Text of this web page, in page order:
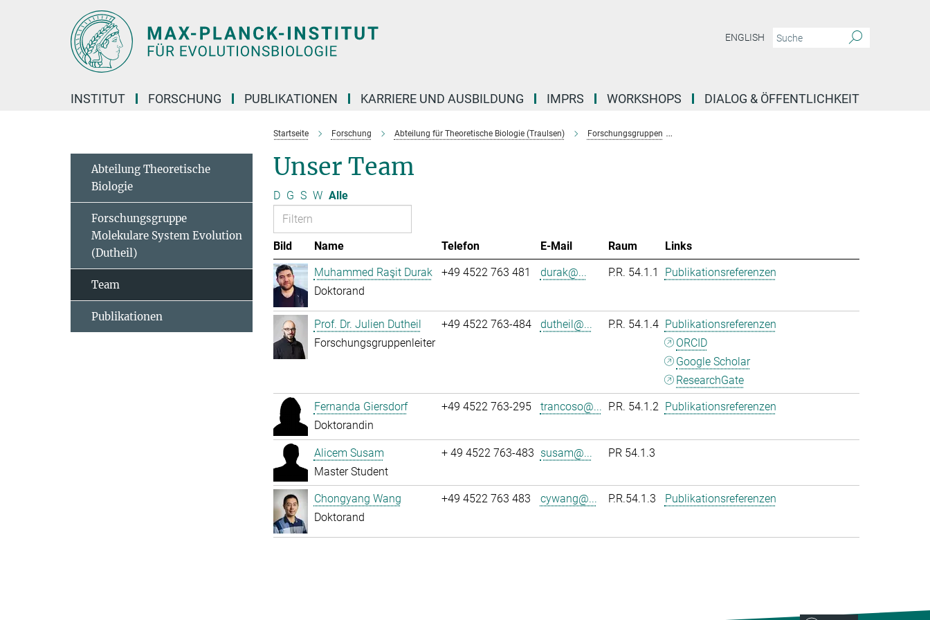
ENGLISH
INSTITUT FORSCHUNG PUBLIKATIONEN KARRIERE UND AUSBILDUNG IMPRS WORKSHOPS DIALOG & ÖFFENTLICHKEIT
Startseite Forschung Abteilung für Theoretische Biologie (Traulsen) Forschungsgruppen
Unser Team
D G S W Alle
Bild Name Telefon E-Mail Raum
Links
Muhammed Raşit Durak
Doktorand
+49 4522 763 481 durak@... P.R. 54.1.1 Publikationsreferenzen
Prof. Dr. Julien Dutheil
Forschungsgruppenleiter
+49 4522 763-484 dutheil@... P.R. 54.1.4 Publikationsreferenzen
ORCID
Google Scholar
ResearchGate
Fernanda Giersdorf
Doktorandin
+49 4522 763-295 trancoso@... P.R. 54.1.2 Publikationsreferenzen
Alicem Susam
Master Student
+ 49 4522 763-483 susam@... PR 54.1.3
Chongyang Wang
Doktorand
+49 4522 763 483 cywang@... P.R.54.1.3 Publikationsreferenzen
Abteilung Theoretische
Biologie
Forschungsgruppe
Molekulare System Evolution
(Dutheil)
Team
Publikationen